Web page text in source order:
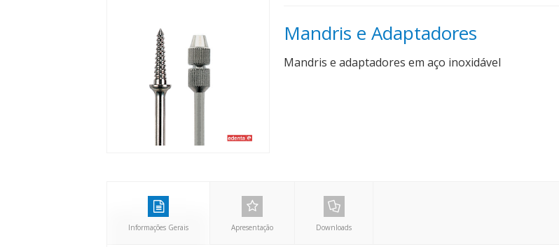
Mandris e Adaptadores
Mandris e adaptadores em aço inoxidável
Informações Gerais Apresentação Downloads